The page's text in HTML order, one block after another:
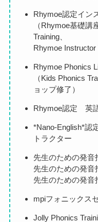
Rhymoe認定イン
（Rhymoe基礎講
Training、
Rhymoe Instructor
Rhymoe Phonics
（Kids Phonics
ョップ修了）
Rhymoe認定 英
*Nano-English*認
トラクター
先生のための発
先生のための発
先生のための発
mpiフォニックス
Jolly Phonics